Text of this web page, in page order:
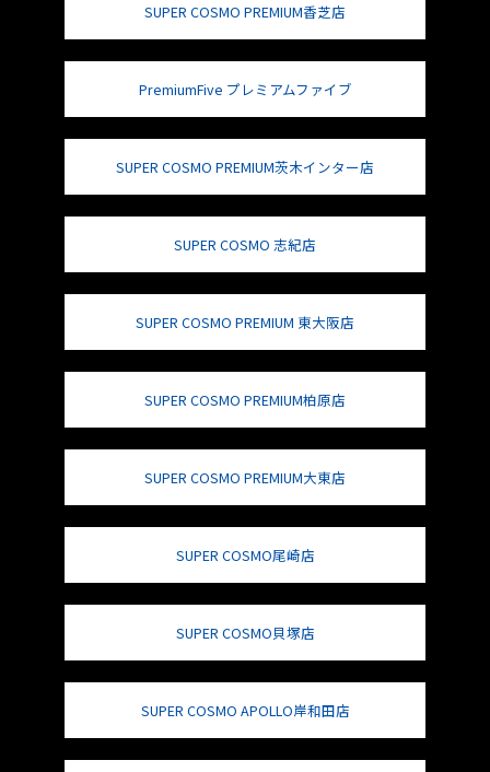
SUPER COSMO PREMIUM香芝店
PremiumFive プレミアムファイブ
SUPER COSMO PREMIUM茨木インター店
SUPER COSMO 志紀店
SUPER COSMO PREMIUM 東大阪店
SUPER COSMO PREMIUM柏原店
SUPER COSMO PREMIUM大東店
SUPER COSMO尾崎店
SUPER COSMO貝塚店
SUPER COSMO APOLLO岸和田店